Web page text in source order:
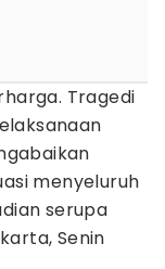
Tragedi
menyeluruh
serupa
Senin